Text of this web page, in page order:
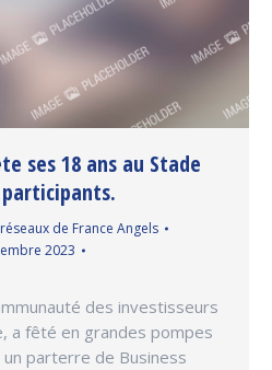
ses 18 ans au Stade
participants.
de France Angels
2023
des investisseurs
a fêté en grandes pompes
parterre de Business